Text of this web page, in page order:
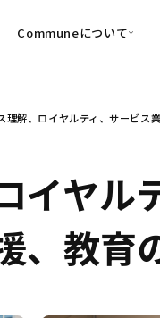
Communeについて
可視化
・Commune Voice
信頼を醸成する信頼起点経営基
・Commune CRM
SuccessHub）
理解、ロイヤルティ、サービス
イヤル
、教育